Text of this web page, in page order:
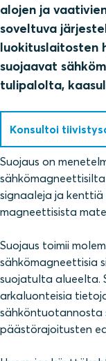
alojen ja
soveltuva
luokituslaitosten
suojaavat
tulipalolta,
Konsultoi
Suojaus on
signaaleja ja
magneettisista
Suojaus toimii
sähkömagneettisia
suojatulta alueelta.
arkaluonteisia
sähköntuotannosta
päästörajoitusten